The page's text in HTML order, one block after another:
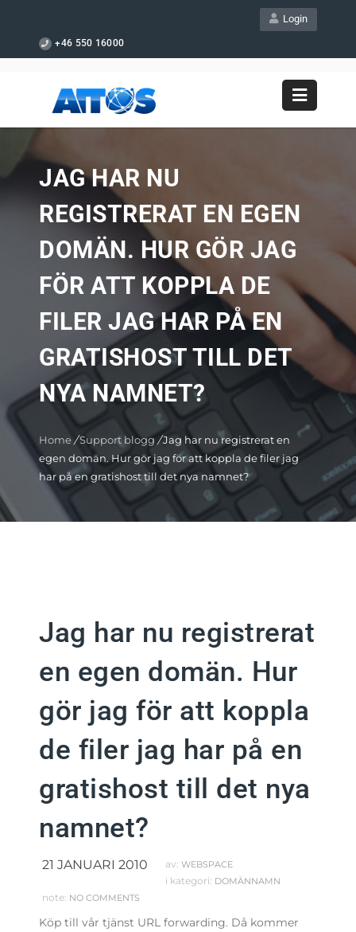
Login
+46 550 16000
JAG HAR NU
REGISTRERAT EN EGEN
DOMÄN. HUR GÖR JAG
FÖR ATT KOPPLA DE
FILER JAG HAR PÅ EN
GRATISHOST TILL DET
NYA NAMNET?
Home/Support blogg /Jag har nu registrerat en
egen domän. Hur gör jag för att koppla de filer jag
har på en gratishost till det nya namnet?
Jag har nu registrerat
en egen domän. Hur
gör jag för att koppla
de filer jag har på en
gratishost till det nya
namnet?
21 JANUARI 2010 av: WEBSPACE
i kategori: DOMÄNNAMN
note: NO COMMENTS
Köp till vår tjänst URL forwarding. Då kommer